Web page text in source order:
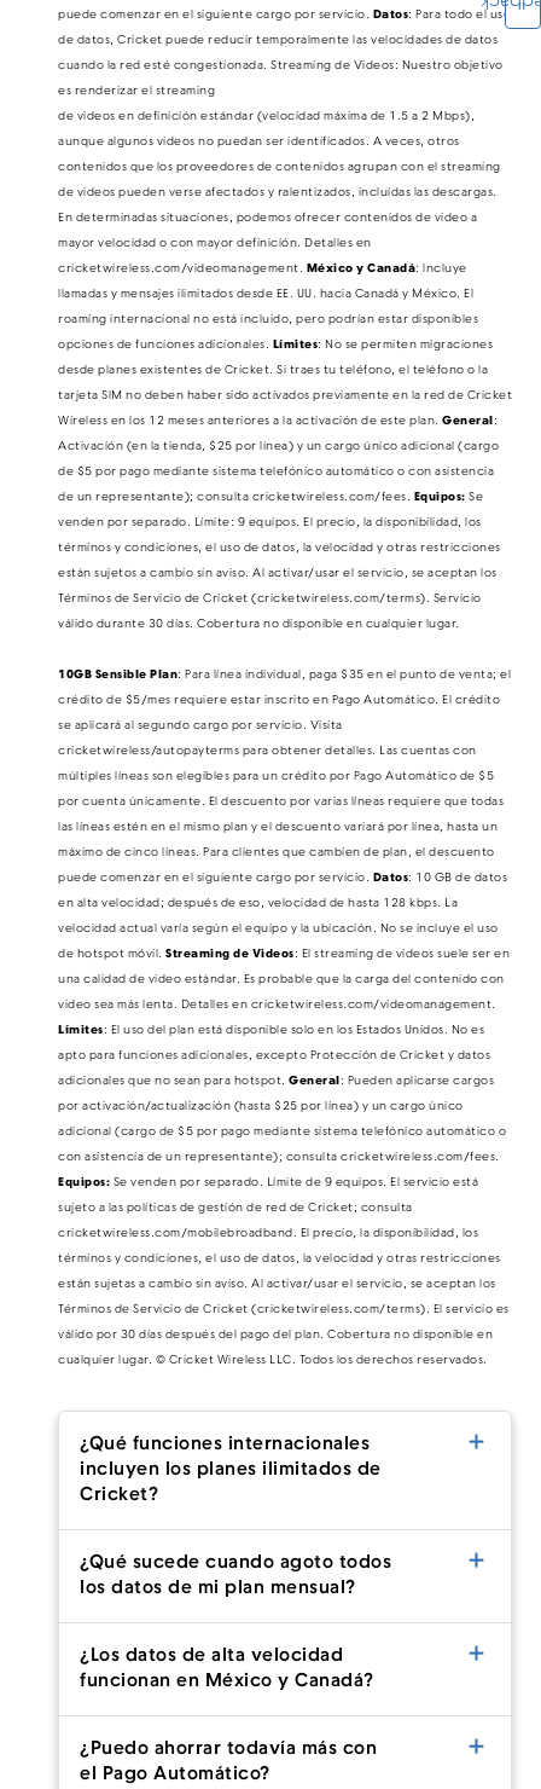
puede comenzar en el siguiente cargo por servicio. Datos: Para todo el uso
de datos, Cricket puede reducir temporalmente las velocidades de datos
cuando la red esté congestionada. Streaming de Videos: Nuestro objetivo
es renderizar el streaming
de videos en definición estándar (velocidad máxima de 1.5 a 2 Mbps),
aunque algunos videos no puedan ser identificados. A veces, otros
contenidos que los proveedores de contenidos agrupan con el streaming
de videos pueden verse afectados y ralentizados, incluidas las descargas.
En determinadas situaciones, podemos ofrecer contenidos de video a
mayor velocidad o con mayor definición. Detalles en
cricketwireless.com/videomanagement. México y Canadá​​​​​​​: Incluye
llamadas y mensajes ilimitados desde EE. UU. hacia Canadá y México. El
roaming internacional no está incluido, pero podrían estar disponibles
opciones de funciones adicionales. Límites: No se permiten migraciones
desde planes existentes de Cricket. Si traes tu teléfono, el teléfono o la
tarjeta SIM no deben haber sido activados previamente en la red de Cricket
Wireless en los 12 meses anteriores a la activación de este plan. General:
Activación (en la tienda, $25 por línea) y un cargo único adicional (cargo
de $5 por pago mediante sistema telefónico automático o con asistencia
de un representante); consulta cricketwireless.com/fees. Equipos: Se
venden por separado. Límite: 9 equipos​​​​​​​. El precio, la disponibilidad, los
términos y condiciones, el uso de datos, la velocidad y otras restricciones
están sujetos a cambio sin aviso. Al activar/usar el servicio, se aceptan los
Términos de Servicio de Cricket (cricketwireless.com/terms). Servicio
válido durante 30 días. Cobertura no disponible en cualquier lugar.
10GB Sensible Plan: Para línea individual, paga $35 en el punto de venta; el
crédito de $5/mes requiere estar inscrito en Pago Automático​​​​​​​. El crédito
se aplicará al segundo cargo por servicio. Visita
cricketwireless/autopayterms para obtener detalles. Las cuentas con
múltiples líneas son elegibles para un crédito por Pago Automático de $5
por cuenta únicamente. El descuento por varias líneas requiere que todas
las líneas estén en el mismo plan y el descuento variará por línea, hasta un
máximo de cinco líneas. Para clientes que cambien de plan, el descuento
puede comenzar en el siguiente cargo por servicio. Datos: 10 GB de datos
en alta velocidad; después de eso, velocidad de hasta 128 kbps. La
velocidad actual varía según el equipo y la ubicación. No se incluye el uso
de hotspot móvil. Streaming de Video​​​​​​​s: El streaming de videos suele ser en
una calidad de video estándar. Es probable que la carga del contenido con
video sea más lenta. Detalles en cricketwireless.com/videomanagement.
Límites: El uso del plan está disponible solo en los Estados Unidos. No es
apto para funciones adicionales, excepto Protección de Cricket y datos
adicionales que no sean para hotspot. General: Pueden aplicarse cargos
por activación/actualización (hasta $25 por línea) y un cargo único
adicional (cargo de $5 por pago mediante sistema telefónico automático o
con asistencia de un representante); consulta cricketwireless.com/fees.
Equipos: Se venden por separado. Límite de 9 equipos. El servicio está
sujeto a las políticas de gestión de red de Cricket; consulta
cricketwireless.com/mobilebroadband. El precio, la disponibilidad, los
términos y condiciones, el uso de datos, la velocidad y otras restricciones
están sujetas a cambio sin aviso. Al activar/usar el servicio, se aceptan los
Términos de Servicio de Cricket (cricketwireless.com/terms). El servicio es
válido por 30 días después del pago del plan. Cobertura no disponible en
cualquier lugar. © Cricket Wireless LLC. Todos los derechos reservados.
¿Qué funciones internacionales
incluyen los planes ilimitados de
Cricket?
¿Qué sucede cuando agoto todos
los datos de mi plan mensual?
¿Los datos de alta velocidad
funcionan en México y Canadá?
¿Puedo ahorrar todavía más con
el Pago Automático?